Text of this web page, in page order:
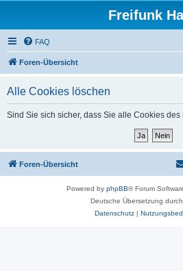
Freifunk
FAQ
Foren-Übersicht
Alle Cookies löschen
Sind Sie sich sicher, dass Sie alle Cookies
Foren-Übersicht
Powered by phpBB® Forum
Deutsche Übersetzung durch
Datenschutz|